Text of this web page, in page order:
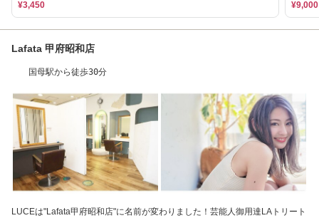
¥3,450 ¥9,000
Lafata 甲府昭和店
国母駅から徒歩30分
LUCEは"Lafata甲府昭和店"に名前が変わりました！芸能人御用達LAトリート